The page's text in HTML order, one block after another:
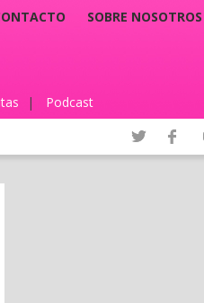
SOBRE NOSOTROS
| Podcast